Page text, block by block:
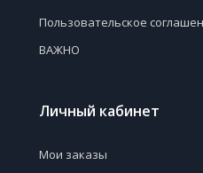
Пользовательское
ВАЖНО
Личный кабинет
Мои заказы